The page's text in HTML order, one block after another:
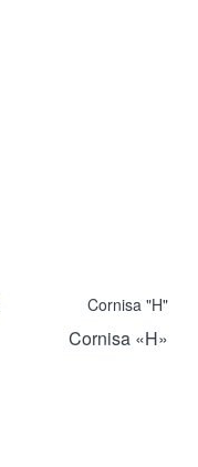
Cornisa «H»